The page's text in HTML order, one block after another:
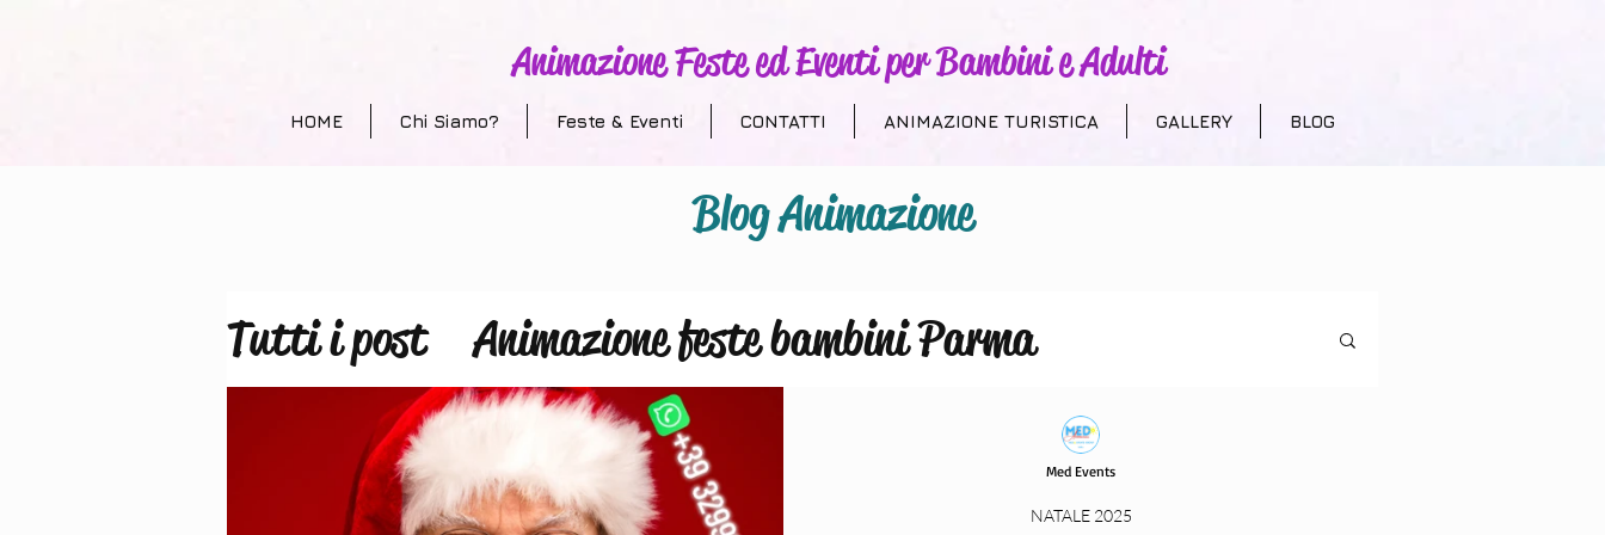
Animazione Feste ed Eventi per Bambini e Adulti
HOME Chi Siamo? Feste & Eventi CONTATTI ANIMAZIONE TURISTICA GALLERY BLOG
Blog Animazione
Tutti i post
Animazione feste bambini Parma
Allestimento e Addobbi a Tema
Animazione Turistica
NATALE 2025
Med Events